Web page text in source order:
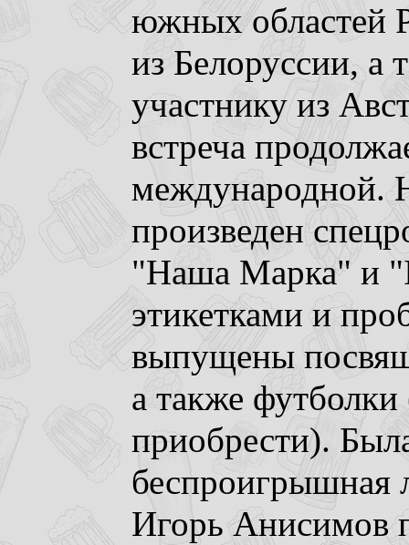
южных областей
из Белоруссии, а
участнику из
встреча
международной.
произведен
"Наша Марка" и
этикетками и
выпущены
а также
приобрести).
беспроигрышная
Игорь Анисимов